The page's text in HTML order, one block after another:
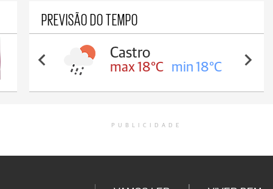
PREVISÃO DO TEMPO
Castro
max 18°C min 18°C
PUBLICIDADE